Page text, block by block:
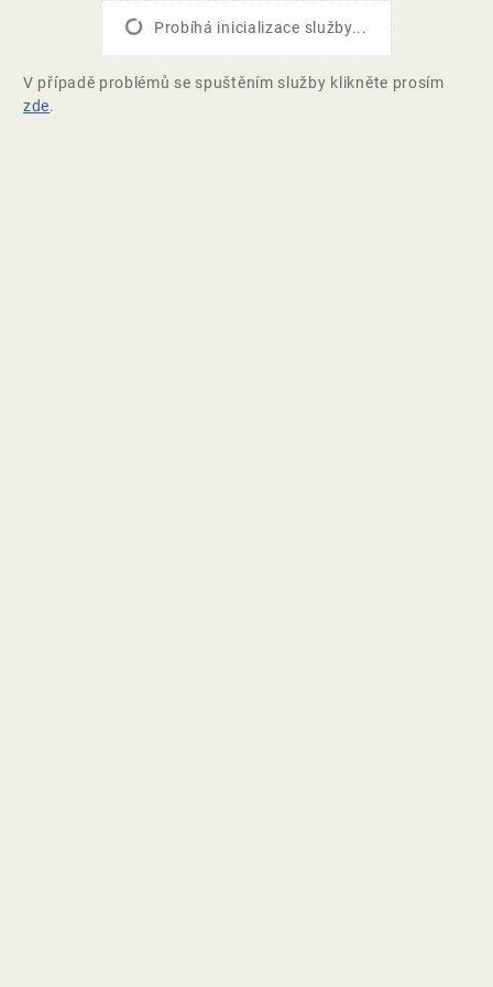
Probíhá inicializace služby...
V případě problémů se spuštěním služby klikněte prosím
zde.